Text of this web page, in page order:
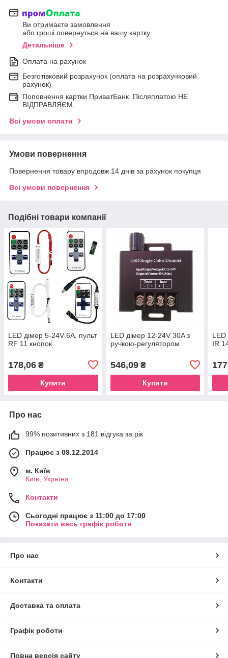
Ви отримаєте замовлення
або гроші повернуться на вашу картку
Детальніше
Оплата на рахунок
Безготівковий розрахунок (оплата на розрахунковий
рахунок)
Поповнення картки ПриватБанк. Післяплатою НЕ
ВІДПРАВЛЯЄМ,
Всі умови оплати
Умови повернення
Повернення товару впродовж 14 днів за рахунок покупця
Всі умови повернення
Подібні товари компанії
LED дімер 5-24V 6A, пульт
RF 11 кнопок
178,06 ₴
Купити
LED дімер 12-24V 30A з
ручкою-регулятором
546,09₴
Купити
LED
IR
Про нас
99% позитивних з 181 відгука за рік
Працює з 09.12.2014
м. Київ
Київ, Україна
Контакти
Сьогодні працює з 11:00 до 17:00
Показати весь графік роботи
Про нас
Контакти
Доставка та оплата
Графік роботи
Повна версія сайту